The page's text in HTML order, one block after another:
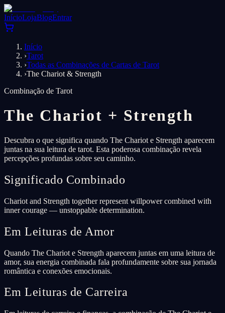
InícioLojaBlogEntrar
Início
›Tarot
›Todas as Combinações de Cartas de Tarot
›The Chariot & Strength
Combinação de Tarot
The Chariot + Strength
Descubra o que significa quando The Chariot e Strength aparecem
juntas na sua leitura de tarot. Esta poderosa combinação revela
percepções profundas sobre seu caminho.
Significado Combinado
Chariot and Strength together represent willpower combined with
inner courage — unstoppable determination.
Em Leituras de Amor
Quando The Chariot e Strength aparecem juntas em uma leitura de
amor, sua energia combinada fala profundamente sobre sua jornada
romântica e conexões emocionais.
Em Leituras de Carreira